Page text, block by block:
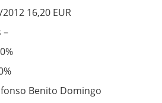
16,20 EUR
–
Benito Domingo